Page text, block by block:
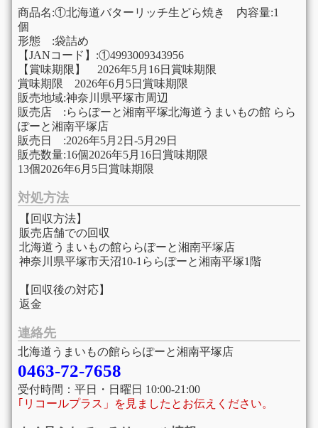
商品名:①北海道バターリッチ生どら焼き 内容量:1
個
形態 :袋詰め
【JANコード】:①4993009343956
【賞味期限】 2026年5月16日賞味期限
賞味期限 2026年6月5日賞味期限
販売地域:神奈川県平塚市周辺
販売店 :ららぽーと湘南平塚北海道うまいもの館 らら
ぽーと湘南平塚店
販売日 :2026年5月2日-5月29日
販売数量:16個2026年5月16日賞味期限
13個2026年6月5日賞味期限
対処方法
【回収方法】
販売店舗での回収
北海道うまいもの館ららぽーと湘南平塚店
神奈川県平塚市天沼10-1ららぽーと湘南平塚1階
【回収後の対応】
返金
連絡先
北海道うまいもの館ららぽーと湘南平塚店
0463-72-7658
受付時間：平日・日曜日 10:00-21:00
｢リコールプラス」を見ましたとお伝えください。